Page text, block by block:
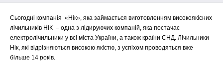
Сьогодні компанія «Нік», яка займається виготовленням високоякісних
лічильників НІК – одна з лідируючих компаній, яка постачає
електролічильники у всі міста України, а також країни СНД. Лічильники
Нік, які відрізняються високою якістю, з успіхом проводяться вже
більше 14 років.